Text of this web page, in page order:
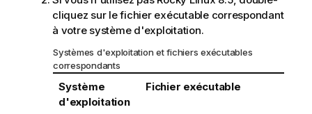
cliquez sur le fichier exécutable correspondant
à votre système d'exploitation.
Systèmes d'exploitation et fichiers exécutables
correspondants
Système
d'exploitation
Fichier exécutable